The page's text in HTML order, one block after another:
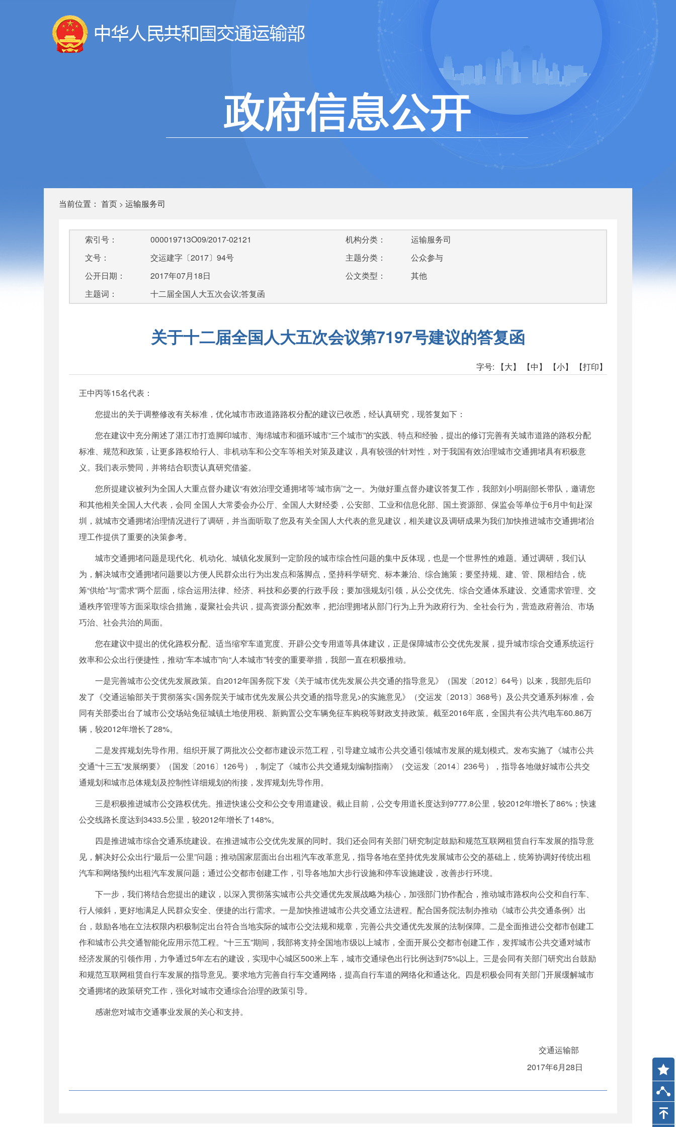
当前位置： 首页 > 运输服务司
索引号：
000019713O09/2017-02121
文号：
交运建字〔2017〕94号
公开日期：
2017年07月18日
主题词：
十二届全国人大五次会议;答复函
机构分类：
运输服务司
主题分类：
公众参与
公文类型：
其他
关于十二届全国人大五次会议第7197号建议的答复函
字号: 【大】 【中】 【小】 【打印】
王中丙等15名代表：
您提出的关于调整修改有关标准，优化城市市政道路路权分配的建议已收悉，经认真研究，现答复如下：
您在建议中充分阐述了湛江市打造脚印城市、海绵城市和循环城市“三个城市”的实践、特点和经验，提出的修订完善有关城市道路的路权分配
标准、规范和政策，让更多路权给行人、非机动车和公交车等相关对策及建议，具有较强的针对性，对于我国有效治理城市交通拥堵具有积极意
义。我们表示赞同，并将结合职责认真研究借鉴。
您所提建议被列为全国人大重点督办建议“有效治理交通拥堵等‘城市病’”之一。为做好重点督办建议答复工作，我部刘小明副部长带队，邀请您
和其他相关全国人大代表，会同 全国人大常委会办公厅、全国人大财经委，公安部、工业和信息化部、国土资源部、保监会等单位于6月中旬赴深
圳，就城市交通拥堵治理情况进行了调研，并当面听取了您及有关全国人大代表的意见建议，相关建议及调研成果为我们加快推进城市交通拥堵治
理工作提供了重要的决策参考。
城市交通拥堵问题是现代化、机动化、城镇化发展到一定阶段的城市综合性问题的集中反体现，也是一个世界性的难题。通过调研，我们认
为，解决城市交通拥堵问题要以方便人民群众出行为出发点和落脚点，坚持科学研究、标本兼治、综合施策；要坚持规、建、管、限相结合，统
筹“供给”与“需求”两个层面，综合运用法律、经济、科技和必要的行政手段；要加强规划引领，从公交优先、综合交通体系建设、交通需求管理、交
通秩序管理等方面采取综合措施，凝聚社会共识，提高资源分配效率，把治理拥堵从部门行为上升为政府行为、全社会行为，营造政府善治、市场
巧治、社会共治的局面。
您在建议中提出的优化路权分配、适当缩窄车道宽度、开辟公交专用道等具体建议，正是保障城市公交优先发展，提升城市综合交通系统运行
效率和公众出行便捷性，推动“车本城市”向“人本城市”转变的重要举措，我部一直在积极推动。
一是完善城市公交优先发展政策。自2012年国务院下发《关于城市优先发展公共交通的指导意见》（国发〔2012〕64号）以来，我部先后印
发了《交通运输部关于贯彻落实<国务院关于城市优先发展公共交通的指导意见>的实施意见》（交运发〔2013〕368号）及公共交通系列标准，会
同有关部委出台了城市公交场站免征城镇土地使用税、新购置公交车辆免征车购税等财政支持政策。截至2016年底，全国共有公共汽电车60.86万
辆，较2012年增长了28%。
二是发挥规划先导作用。组织开展了两批次公交都市建设示范工程，引导建立城市公共交通引领城市发展的规划模式。发布实施了《城市公共
交通“十三五”发展纲要》（国发〔2016〕126号），制定了《城市公共交通规划编制指南》（交运发〔2014〕236号），指导各地做好城市公共交
通规划和城市总体规划及控制性详细规划的衔接，发挥规划先导作用。
三是积极推进城市公交路权优先。推进快速公交和公交专用道建设。截止目前，公交专用道长度达到9777.8公里，较2012年增长了86%；快速
公交线路长度达到3433.5公里，较2012年增长了148%。
四是推进城市综合交通系统建设。在推进城市公交优先发展的同时。我们还会同有关部门研究制定鼓励和规范互联网租赁自行车发展的指导意
见，解决好公众出行“最后一公里”问题；推动国家层面出台出租汽车改革意见，指导各地在坚持优先发展城市公交的基础上，统筹协调好传统出租
汽车和网络预约出租汽车发展问题；通过公交都市创建工作，引导各地加大步行设施和停车设施建设，改善步行环境。
下一步，我们将结合您提出的建议，以深入贯彻落实城市公共交通优先发展战略为核心，加强部门协作配合，推动城市路权向公交和自行车、
行人倾斜，更好地满足人民群众安全、便捷的出行需求。一是加快推进城市公共交通立法进程。配合国务院法制办推动《城市公共交通条例》出
台，鼓励各地在立法权限内积极制定出台符合当地实际的城市公交法规和规章，完善公共交通优先发展的法制保障。二是全面推进公交都市创建工
作和城市公共交通智能化应用示范工程。“十三五”期间，我部将支持全国地市级以上城市，全面开展公交都市创建工作，发挥城市公共交通对城市
经济发展的引领作用，力争通过5年左右的建设，实现中心城区500米上车，城市交通绿色出行比例达到75%以上。三是会同有关部门研究出台鼓励
和规范互联网租赁自行车发展的指导意见。要求地方完善自行车交通网络，提高自行车道的网络化和通达化。四是积极会同有关部门开展缓解城市
交通拥堵的政策研究工作，强化对城市交通综合治理的政策引导。
感谢您对城市交通事业发展的关心和支持。
交通运输部
2017年6月28日